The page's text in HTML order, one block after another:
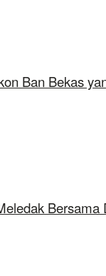
Ban Bekas
Bersama